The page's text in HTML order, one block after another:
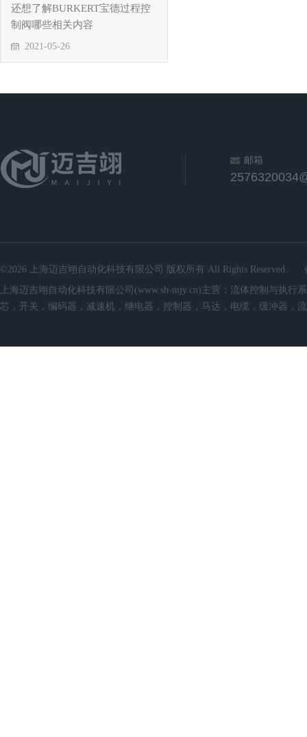
还想了解BURKERT宝德过程控
制阀哪些相关内容
2021-05-26
邮箱
©2026 上海迈吉翊自动化科技有限公司 版权所有 All Rights Reserved.
上海迈吉翊自动化科技有限公司(www.sh-mjy.cn)主营：流体控制与执
芯，开关，编码器，减速机，继电器，控制器，马达，电缆，缓冲器，